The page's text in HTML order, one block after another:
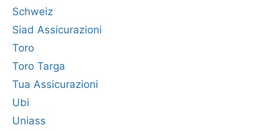
Schweiz
Siad Assicurazioni
Toro
Toro Targa
Tua Assicurazioni
Ubi
Uniass